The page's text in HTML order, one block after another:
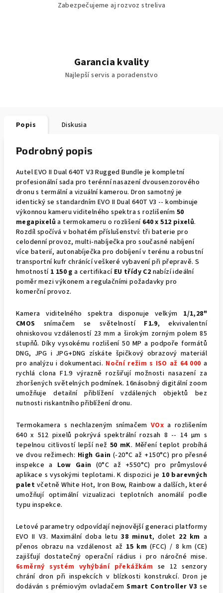
Zabezpečujeme aj rozvoz streliva
Garancia kvality
Najlepší servis a poradenstvo
Popis Diskusia
Podrobný popis
Autel EVO II Dual 640T V3 Rugged Bundle je kompletní
profesionální sada pro terénní nasazení dvousenzorového
dronu s termální a vizuální kamerou. Dron samotný je
identický se standardním EVO II Dual 640T V3 -- kombinuje
výkonnou kameru viditelného spektra s rozlišením 50
megapixelů a termokameru o rozlišení 640 x 512 pixelů.
Rozdíl spočívá v bohatém příslušenství: tři baterie pro
celodenní provoz, multi-nabíječka pro současné nabíjení
více baterií, autonabíječka pro dobíjení v terénu a robustní
transportní kufr chránící veškeré vybavení při přepravě. S
hmotností 1 150 g a certifikací EU třídy C2 nabízí ideální
poměr mezi výkonem a regulačními požadavky pro
komerční provoz.
Kamera viditelného spektra disponuje velkým 1/1,28"
CMOS snímačem se světelností F1.9, ekvivalentní
ohniskovou vzdáleností 23 mm a širokým zorným polem 85
stupňů. Díky vysokému rozlišení 50 MP a podpoře formátů
DNG, JPG i JPG+DNG získáte špičkový obrazový materiál
pro analýzu i dokumentaci. Noční režim s ISO až 64 000 a
rychlá clona F1.9 výrazně rozšiřují možnosti nasazení za
zhoršených světelných podmínek. 16násobný digitální zoom
umožňuje detailní přiblížení vzdálených objektů bez
nutnosti riskantního přiblížení dronu.
Termokamera s nechlazeným snímačemVOx a rozlišením
640 x 512 pixelů pokrývá spektrální rozsah 8 -- 14 μm s
tepelnou citlivostí lepší než 50 mK. Měření teplot probíhá
ve dvou režimech: High Gain (-20°C až +150°C) pro přesné
inspekce a Low Gain (0°C až +550°C) pro průmyslové
aplikace s vysokými teplotami. K dispozici je 10 barevných
palet včetně White Hot, Iron Bow, Rainbow a dalších, které
umožňují optimální vizualizaci teplotních anomálií podle
typu inspekce.
Letové parametry odpovídají nejnovější generaci platformy
EVO II V3. Maximální doba letu38 minut, dolet 22 km a
přenos obrazu na vzdálenost až 15 km (FCC) / 8 km (CE)
zajišťují dostatečný operační rádius i pro náročné mise.
6směrný systém vyhýbání překážkám se 12 senzory
chrání dron při inspekcích v blízkosti konstrukcí. Dron je
dodáván s prémiovým ovladačemSmart Controller V3 se